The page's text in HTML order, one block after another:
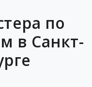
по
в Санкт-